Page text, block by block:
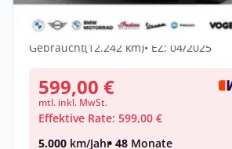
Fahrwerk Navi g
Benzin •Automatik •340 PS (250 kW)
Gebraucht(12.242 km)• EZ: 04/2025
599,00 €
mtl. inkl. MwSt.
Effektive Rate: 599,00 €
5.000 km/Jahr• 48 Monate